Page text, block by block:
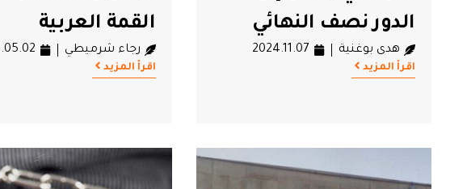
الدور نصف النهائي
هدى بوغنية 2024.11.07
اقرأ المزيد
القمة العربية
رجاء شرميطي
اقرأ المزيد